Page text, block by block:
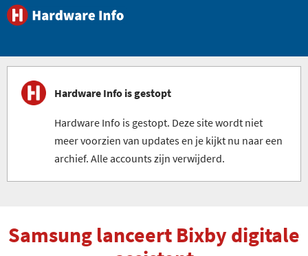
Hardware Info is gestopt
Hardware Info is gestopt. Deze site wordt niet
meer voorzien van updates en je kijkt nu naar een
archief. Alle accounts zijn verwijderd.
Samsung lanceert Bixby digitale